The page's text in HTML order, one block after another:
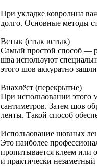
При укладке ковролина
долго. Основные методы
Встык (стык встык)
Самый простой способ —
шва используют
этого шов аккуратно
Внахлёст (перекрытие)
При использовании этого
сантиметров. Затем шов
ленты. Такой способ
Использование шовных
Это наиболее
пропитывается клеем или
и практически